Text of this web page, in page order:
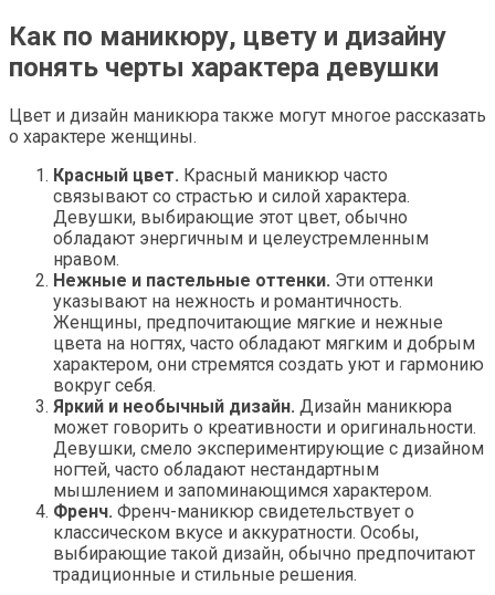
Как по маникюру, цвету и дизайну
понять черты характера девушки
Цвет и дизайн маникюра также могут многое рассказать
о характере женщины.
Красный цвет. Красный маникюр часто
связывают со страстью и силой характера.
Девушки, выбирающие этот цвет, обычно
обладают энергичным и целеустремленным
нравом.
Нежные и пастельные оттенки. Эти оттенки
указывают на нежность и романтичность.
Женщины, предпочитающие мягкие и нежные
цвета на ногтях, часто обладают мягким и добрым
характером, они стремятся создать уют и гармонию
вокруг себя.
Яркий и необычный дизайн. Дизайн маникюра
может говорить о креативности и оригинальности.
Девушки, смело экспериментирующие с дизайном
ногтей, часто обладают нестандартным
мышлением и запоминающимся характером.
Френч. Френч-маникюр свидетельствует о
классическом вкусе и аккуратности. Особы,
выбирающие такой дизайн, обычно предпочитают
традиционные и стильные решения.